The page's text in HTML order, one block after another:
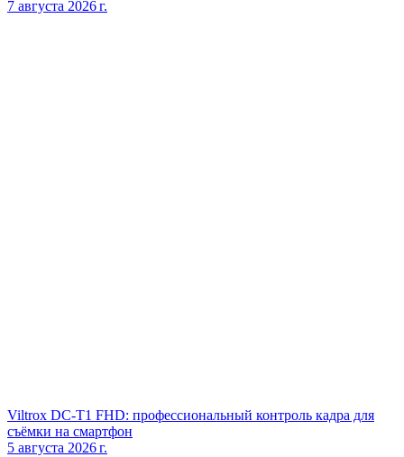
7 августа 2026 г.
Viltrox DC‑T1 FHD: профессиональный контроль кадра для
съёмки на смартфон
5 августа 2026 г.